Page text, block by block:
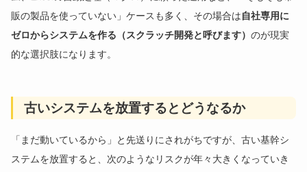
販の製品を使っていない」ケースも多く、その場合は自社専用に
ゼロからシステムを作る（スクラッチ開発と呼びます）のが現実
的な選択肢になります。
古いシステムを放置するとどうなるか
「まだ動いているから」と先送りにされがちですが、古い基幹シ
ステムを放置すると、次のようなリスクが年々大きくなっていき